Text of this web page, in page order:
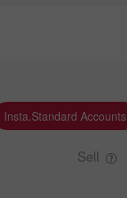
Insta.Standard Accounts
Sell